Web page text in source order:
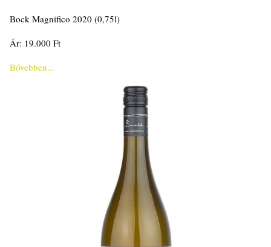
Bock Magnifico 2020 (0,75l)
Ár: 19.000 Ft
Bővebben...